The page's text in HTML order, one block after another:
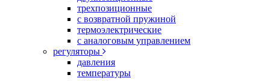
трехпозиционные
с возвратной пружиной
термоэлектрические
с аналоговым управлением
регуляторы
давления
температуры